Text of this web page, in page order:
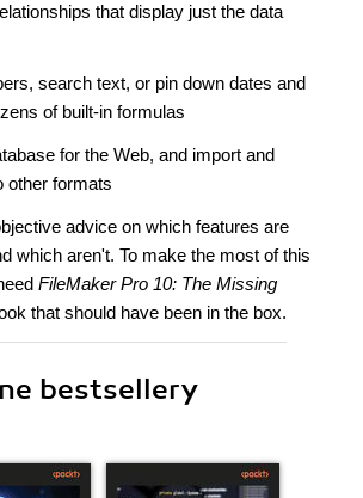
that display just the data
search text, or pin down dates and
of built-in formulas
for the Web, and import and
other formats
advice on which features are
which aren't. To make the most of this
FileMaker Pro 10: The Missing
that should have been in the box.
bestsellery